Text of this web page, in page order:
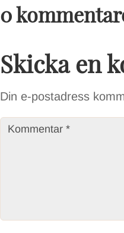
0
Skicka en
Din e-postadress